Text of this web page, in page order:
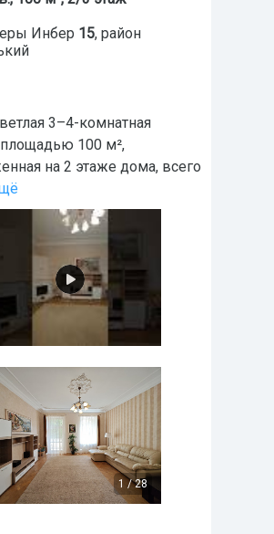
Инбер 15, район
3–4-комнатная
площадью 100 м²,
на 2 этаже дома, всего
1 /28